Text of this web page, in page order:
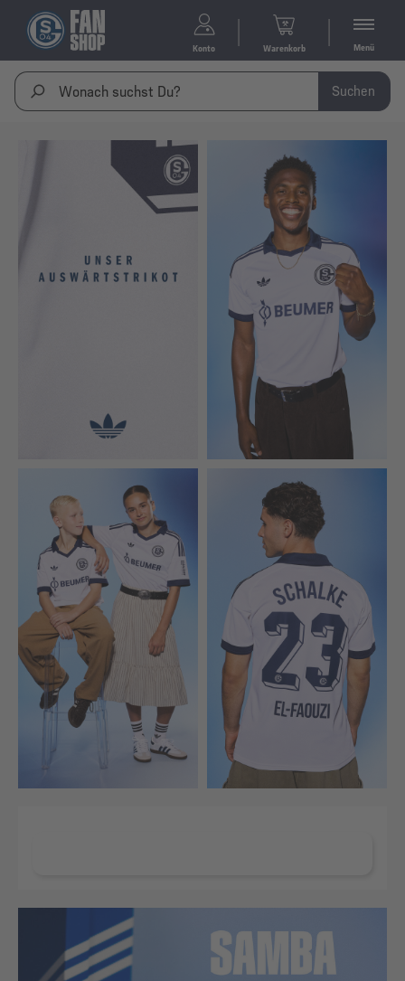
Konto Warenkorb Menü
Suchen